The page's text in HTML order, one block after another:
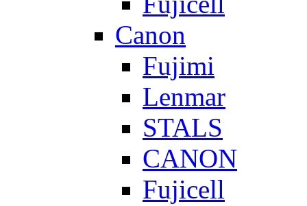
Canon
Fujimi
Lenmar
STALS
CANON
Fujicell